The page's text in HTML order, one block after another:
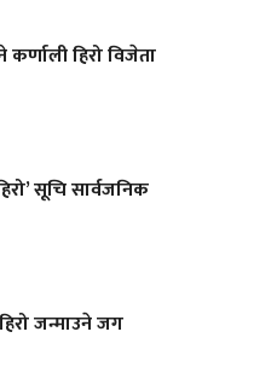
हिरो विजेता
सूचि सार्वजनिक
जन्माउने जग